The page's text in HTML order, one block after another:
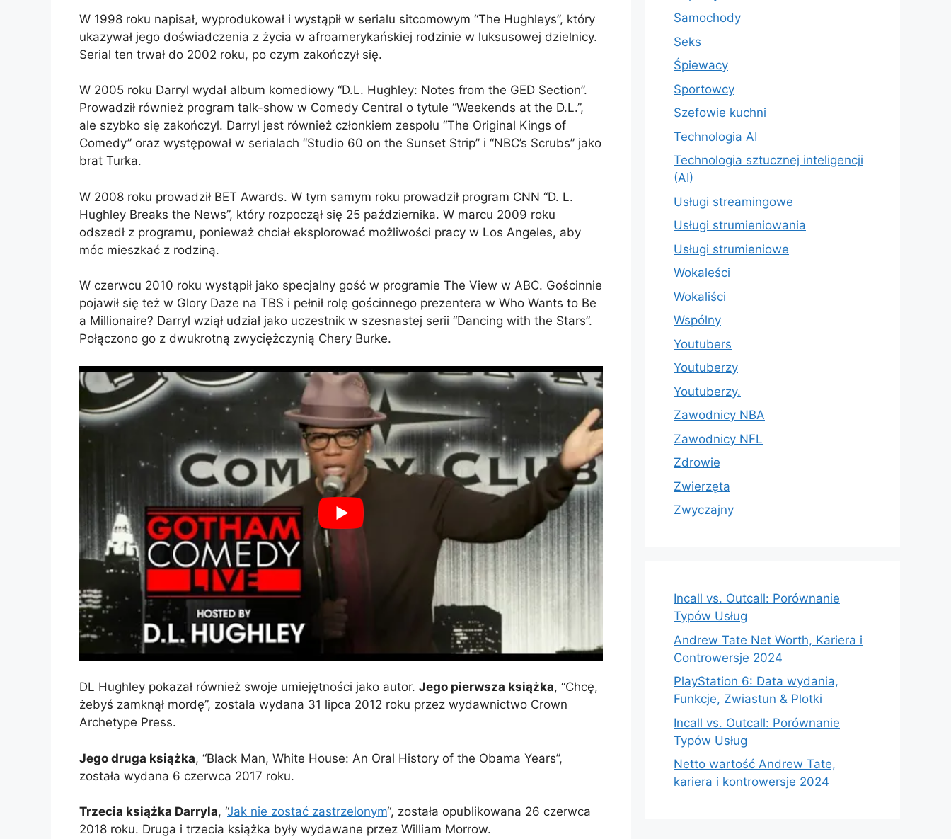
W 1998 roku napisał, wyprodukował i wystąpił w serialu sitcomowym “The Hughleys”, który
ukazywał jego doświadczenia z życia w afroamerykańskiej rodzinie w luksusowej dzielnicy.
Serial ten trwał do 2002 roku, po czym zakończył się.
W 2005 roku Darryl wydał album komediowy “D.L. Hughley: Notes from the GED Section”.
Prowadził również program talk-show w Comedy Central o tytule “Weekends at the D.L.”,
ale szybko się zakończył. Darryl jest również członkiem zespołu “The Original Kings of
Comedy” oraz występował w serialach “Studio 60 on the Sunset Strip” i “NBC’s Scrubs” jako
brat Turka.
W 2008 roku prowadził BET Awards. W tym samym roku prowadził program CNN “D. L.
Hughley Breaks the News”, który rozpoczął się 25 października. W marcu 2009 roku
odszedł z programu, ponieważ chciał eksplorować możliwości pracy w Los Angeles, aby
móc mieszkać z rodziną.
W czerwcu 2010 roku wystąpił jako specjalny gość w programie The View w ABC. Gościnnie
pojawił się też w Glory Daze na TBS i pełnił rolę gościnnego prezentera w Who Wants to Be
a Millionaire? Darryl wziął udział jako uczestnik w szesnastej serii “Dancing with the Stars”.
Połączono go z dwukrotną zwyciężczynią Chery Burke.
DL Hughley pokazał również swoje umiejętności jako autor. Jego pierwsza książka, “Chcę,
żebyś zamknął mordę”, została wydana 31 lipca 2012 roku przez wydawnictwo Crown
Archetype Press.
Jego druga książka, “Black Man, White House: An Oral History of the Obama Years”,
została wydana 6 czerwca 2017 roku.
Trzecia książka Darryla, “Jak nie zostać zastrzelonym“, została opublikowana 26 czerwca
2018 roku. Druga i trzecia książka były wydawane przez William Morrow.
Samochody
Seks
Śpiewacy
Sportowcy
Szefowie kuchni
Technologia AI
Technologia sztucznej inteligencji
(AI)
Usługi streamingowe
Usługi strumieniowania
Usługi strumieniowe
Wokaleści
Wokaliści
Wspólny
Youtubers
Youtuberzy
Youtuberzy.
Zawodnicy NBA
Zawodnicy NFL
Zdrowie
Zwierzęta
Zwyczajny
Incall vs. Outcall: Porównanie
Typów Usług
Andrew Tate Net Worth, Kariera i
Controwersje 2024
PlayStation 6: Data wydania,
Funkcje, Zwiastun & Plotki
Incall vs. Outcall: Porównanie
Typów Usług
Netto wartość Andrew Tate,
kariera i kontrowersje 2024